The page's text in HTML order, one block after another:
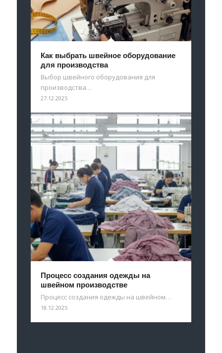
Как выбрать швейное оборудование
для производства
Выбор швейного оборудования для
производства…
27.12.2025
Процесс создания одежды на
швейном производстве
Процесс создания одежды на швейном…
18.12.2025